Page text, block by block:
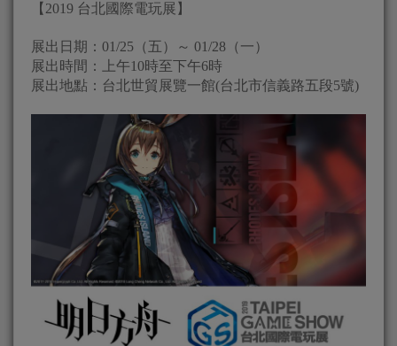
【2019 台北國際電玩展】
展出日期：01/25（五）～ 01/28（一）
展出時間：上午10時至下午6時
展出地點：台北世貿展覽一館(台北市信義路五段5號)